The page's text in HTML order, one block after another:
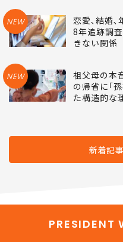
NEW
恋愛､結婚
8年追跡調
きない関係
NEW
祖父母の本
の帰省に｢
た構造的な
新着記
PRESIDENT